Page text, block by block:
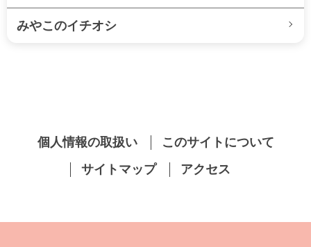
みやこのイチオシ
個人情報の取扱い
このサイトについて
サイトマップ
アクセス